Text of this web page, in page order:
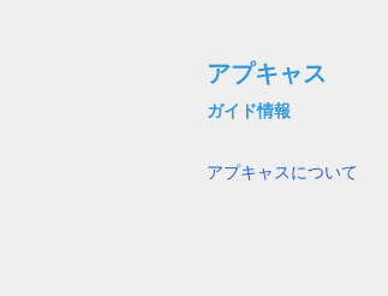
アプキャス
ガイド情報
アプキャスについて